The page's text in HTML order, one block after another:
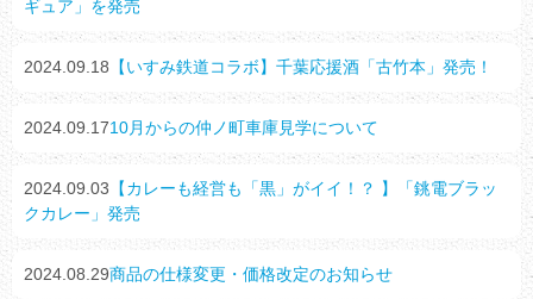
ギュア」を発売
2024.09.18 【いすみ鉄道コラボ】千葉応援酒「古竹本」発売！
2024.09.1710月からの仲ノ町車庫見学について
2024.09.03 【カレーも経営も「黒」がイイ！？ 】「銚電ブラッ
クカレー」発売
2024.08.29商品の仕様変更・価格改定のお知らせ